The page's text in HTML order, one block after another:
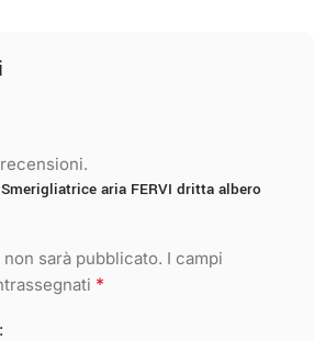
aria FERVI dritta albero
sarà pubblicato. I campi
*